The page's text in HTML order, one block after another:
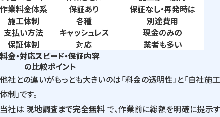
作業料金体系
施工体制
支払い方法
保証体制
保証あり
各種
キャッシュレス
対応
保証なし・再発時は
別途費用
現金のみの
業者も多い
料金・対応スピード・保証内容
の比較ポイント
他社との違いがもっとも大きいのは「料金の透明性」と「自社施工
体制」です。
当社は現地調査まで完全無料 で、作業前に総額を明確に提示す